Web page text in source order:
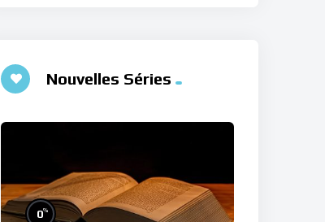
Nouvelles Séries
0%